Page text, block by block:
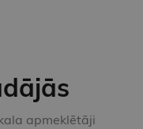
apmeklētāji